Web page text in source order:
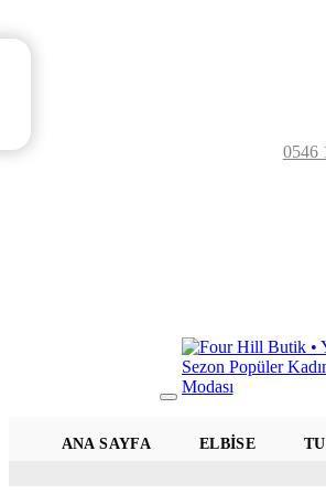
0546
Mobil
ANA SAYFA ELBISE